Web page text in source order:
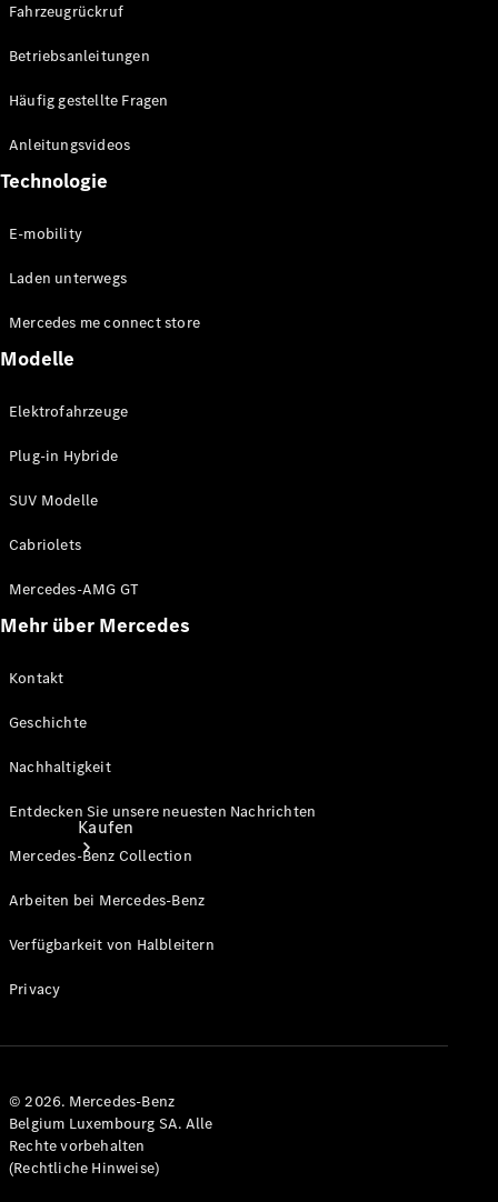
Alle Vans
EQV
Marco Polo
Konfigurator
Benz Store
Konfigurator
Kaufen
Gebrauchtwagen
Aktionen
Fleet &
Corporate
Fahrzeugrückruf
Betriebsanleitungen
Häufig gestellte Fragen
Anleitungsvideos
Technologie
E-mobility
Laden unterwegs
Mercedes me connect store
Modelle
Elektrofahrzeuge
Plug-in Hybride
SUV Modelle
Cabriolets
Mercedes-AMG GT
Mehr über Mercedes
Kontakt
Geschichte
Nachhaltigkeit
Entdecken Sie unsere neuesten Nachrichten
Mercedes-Benz Collection
Arbeiten bei Mercedes-Benz
Verfügbarkeit von Halbleitern
Privacy
© 2026. Mercedes-Benz
Belgium Luxembourg SA. Alle
Rechte vorbehalten
(Rechtliche Hinweise)